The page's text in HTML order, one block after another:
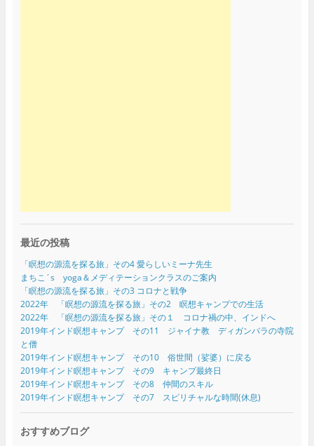
最近の投稿
「瞑想の源流を探る旅」その4 愛らしいミーナ先生
まちこ´s yoga＆メディテーションクラスのご案内
「瞑想の源流を探る旅」その3 コロナと戦争
2022年 「瞑想の源流を探る旅」その2 瞑想キャンプでの生活
2022年 「瞑想の源流を探る旅」その１ コロナ禍の中、インドへ
2019年インド瞑想キャンプ その11 ジャイナ教 ディガンバラの寺院
と僧
2019年インド瞑想キャンプ その10 俗世間（娑婆）に戻る
2019年インド瞑想キャンプ その9 キャンプ最終日
2019年インド瞑想キャンプ その8 仲間のスキル
2019年インド瞑想キャンプ その7 スピリチャルな時間(休息)
おすすめブログ